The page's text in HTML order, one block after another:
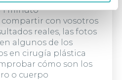
1 minuto
compartir con vosotros
reales, las fotos
algunos de los
en cirugía plástica
cómo son los
o cuerpo